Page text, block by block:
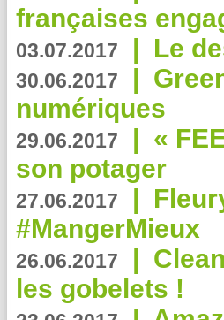
françaises
03.07.2017 | Le
30.06.2017 |
numériques
29.06.2017 | «
son potager
27.06.2017 |
#MangerMieux
26.06.2017 |
les gobelets !